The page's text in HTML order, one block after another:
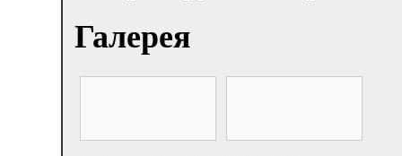
Галерея